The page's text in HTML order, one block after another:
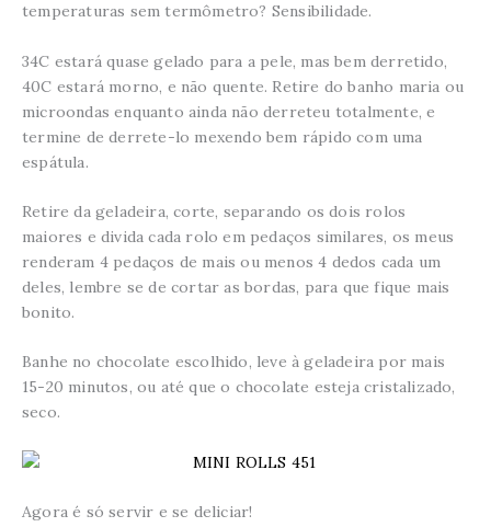
temperaturas sem termômetro? Sensibilidade.
34C estará quase gelado para a pele, mas bem derretido,
40C estará morno, e não quente. Retire do banho maria ou
microondas enquanto ainda não derreteu totalmente, e
termine de derrete-lo mexendo bem rápido com uma
espátula.
Retire da geladeira, corte, separando os dois rolos
maiores e divida cada rolo em pedaços similares, os meus
renderam 4 pedaços de mais ou menos 4 dedos cada um
deles, lembre se de cortar as bordas, para que fique mais
bonito.
Banhe no chocolate escolhido, leve à geladeira por mais
15-20 minutos, ou até que o chocolate esteja cristalizado,
seco.
Agora é só servir e se deliciar!